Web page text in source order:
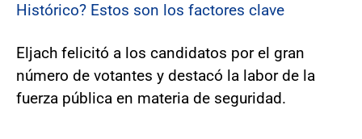
Histórico? Estos son los factores clave
Eljach felicitó a los candidatos por el gran
número de votantes y destacó la labor de la
fuerza pública en materia de seguridad.